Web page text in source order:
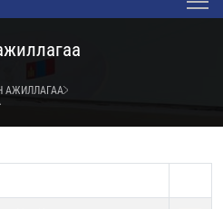
АЖИЛЛАГАА